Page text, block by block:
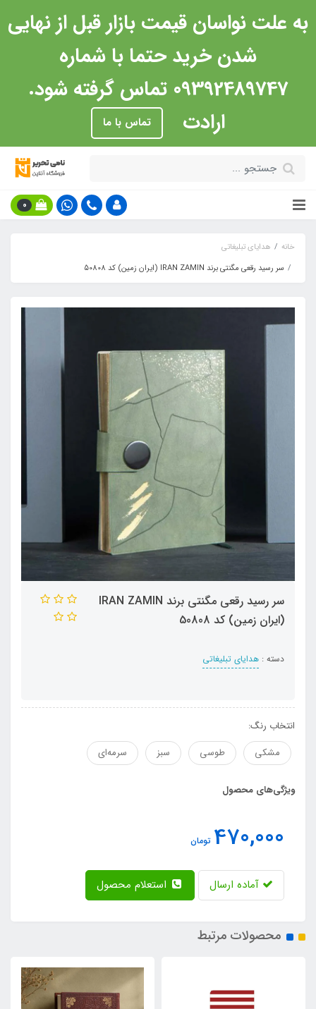
به علت نواسان قیمت بازار قبل از نهایی
شدن خرید حتما با شماره
09392489747 تماس گرفته شود.
ارادت
تماس با ما
0
خانه
هدایای تبلیغاتی
سر رسید رقعی مگنتی برند IRAN ZAMIN (ایران زمین) کد 50808
سر رسید رقعی مگنتی برند IRAN ZAMIN
(ایران زمین) کد 50808
دسته : هدایای تبلیغاتی
انتخاب رنگ:
مشکی
طوسی سبز سرمه‌ای
ویژگی‌های محصول
470,000 تومان
آماده ارسال
محصولات مرتبط